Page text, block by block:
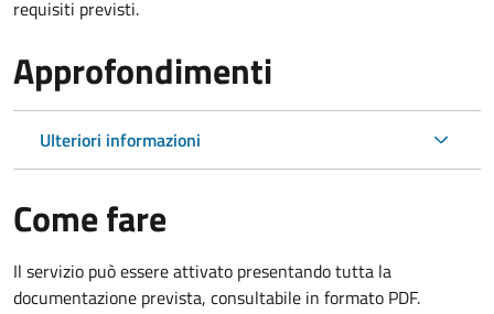
requisiti previsti.
Approfondimenti
Ulteriori informazioni
Come fare
Il servizio può essere attivato presentando tutta la
documentazione prevista, consultabile in formato PDF.